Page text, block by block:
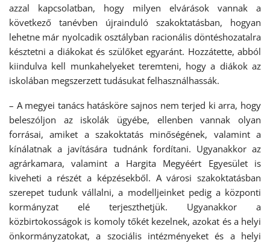
azzal kapcsolatban, hogy milyen elvárások vannak a
következő tanévben újrainduló szakoktatásban, hogyan
lehetne már nyolcadik osztályban racionális döntéshozatalra
késztetni a diákokat és szülőket egyaránt. Hozzátette, abból
kiindulva kell munkahelyeket teremteni, hogy a diákok az
iskolában megszerzett tudásukat felhasználhassák.
– A megyei tanács hatásköre sajnos nem terjed ki arra, hogy
beleszóljon az iskolák ügyébe, ellenben vannak olyan
forrásai, amiket a szakoktatás minőségének, valamint a
kínálatnak a javítására tudnánk fordítani. Ugyanakkor az
agrárkamara, valamint a Hargita Megyéért Egyesület is
kiveheti a részét a képzésekből. A városi szakoktatásban
szerepet tudunk vállalni, a modelljeinket pedig a központi
kormányzat elé terjeszthetjük. Ugyanakkor a
közbirtokosságok is komoly tőkét kezelnek, azokat és a helyi
önkormányzatokat, a szociális intézményeket és a helyi